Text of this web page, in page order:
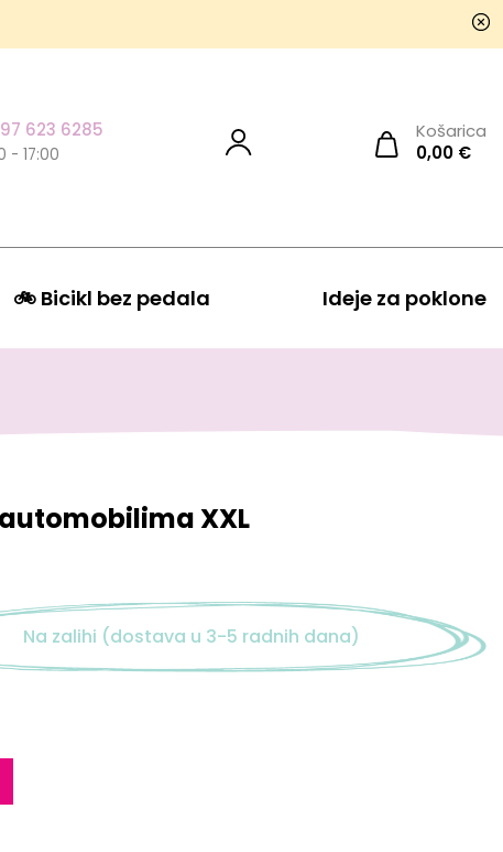
623 6285
- 17:00
Košarica
0,00 €
🚲 Bicikl bez pedala Ideje za poklone
XXL
Na zalihi (dostava u 3-5 radnih dana)